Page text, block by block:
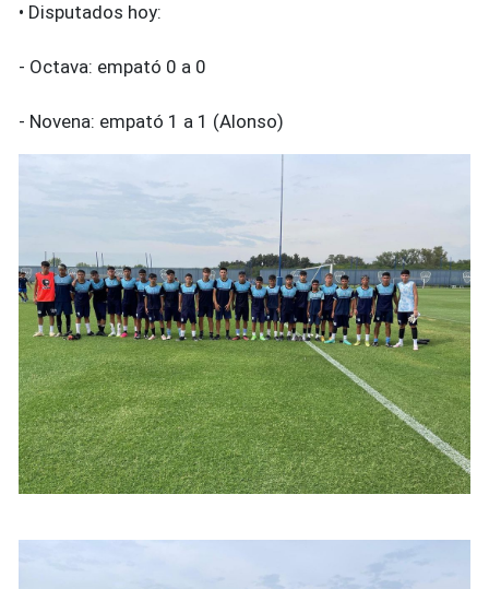
• Disputados hoy:
- Octava: empató 0 a 0
- Novena: empató 1 a 1 (Alonso)